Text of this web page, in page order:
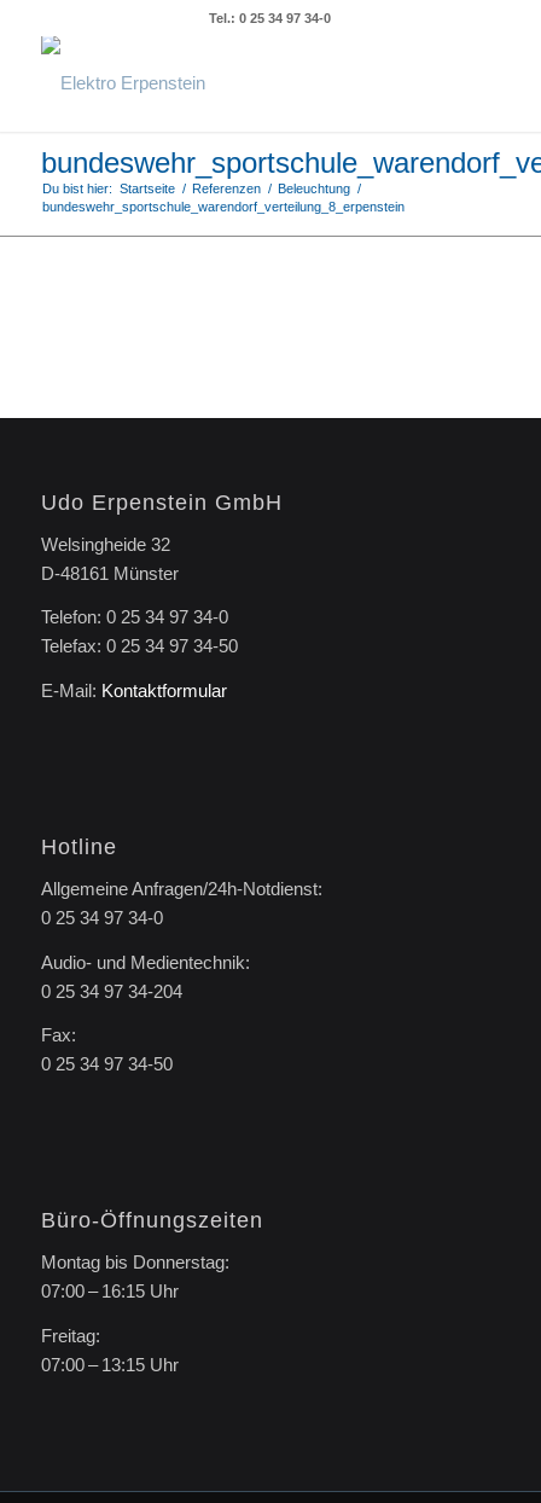
Tel.: 0 25 34 97 34-0
Du bist hier: Startseite / Referenzen / Beleuchtung /
bundeswehr_sportschule_warendorf_verteilung_8_erpenstein
Udo Erpenstein GmbH
Welsingheide 32
D-48161 Münster
Telefon: 0 25 34 97 34-0
Telefax: 0 25 34 97 34-50
E-Mail: Kontaktformular
Hotline
Allgemeine Anfragen/24h-Notdienst:
0 25 34 97 34-0
Audio- und Medientechnik:
0 25 34 97 34-204
Fax:
0 25 34 97 34-50
Büro-Öffnungszeiten
Montag bis Donnerstag:
07:00 – 16:15 Uhr
Freitag:
07:00 – 13:15 Uhr